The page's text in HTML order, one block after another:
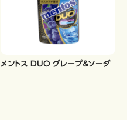
メントス DUO グレープ＆ソーダ